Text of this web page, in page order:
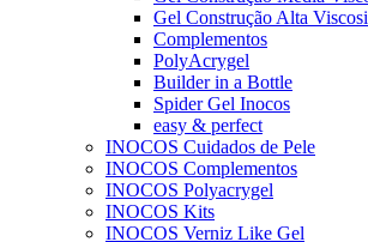
Gel Construção Alta
Complementos
PolyAcrygel
Builder in a Bottle
Spider Gel Inocos
easy & perfect
INOCOS Cuidados de Pele
INOCOS Complementos
INOCOS Polyacrygel
INOCOS Kits
INOCOS Verniz Like Gel